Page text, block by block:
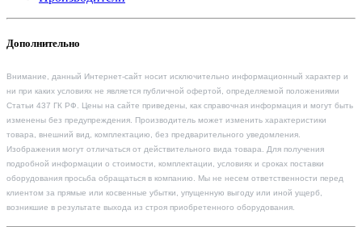
Дополнительно
Внимание, данный Интернет-сайт носит исключительно информационный характер и
ни при каких условиях не является публичной офертой, определяемой положениями
Статьи 437 ГК РФ. Цены на сайте приведены, как справочная информация и могут быть
изменены без предупреждения. Производитель может изменить характеристики
товара, внешний вид, комплектацию, без предварительного уведомления.
Изображения могут отличаться от действительного вида товара. Для получения
подробной информации о стоимости, комплектации, условиях и сроках поставки
оборудования просьба обращаться в компанию. Мы не несем ответственности перед
клиентом за прямые или косвенные убытки, упущенную выгоду или иной ущерб,
возникшие в результате выхода из строя приобретенного оборудования.